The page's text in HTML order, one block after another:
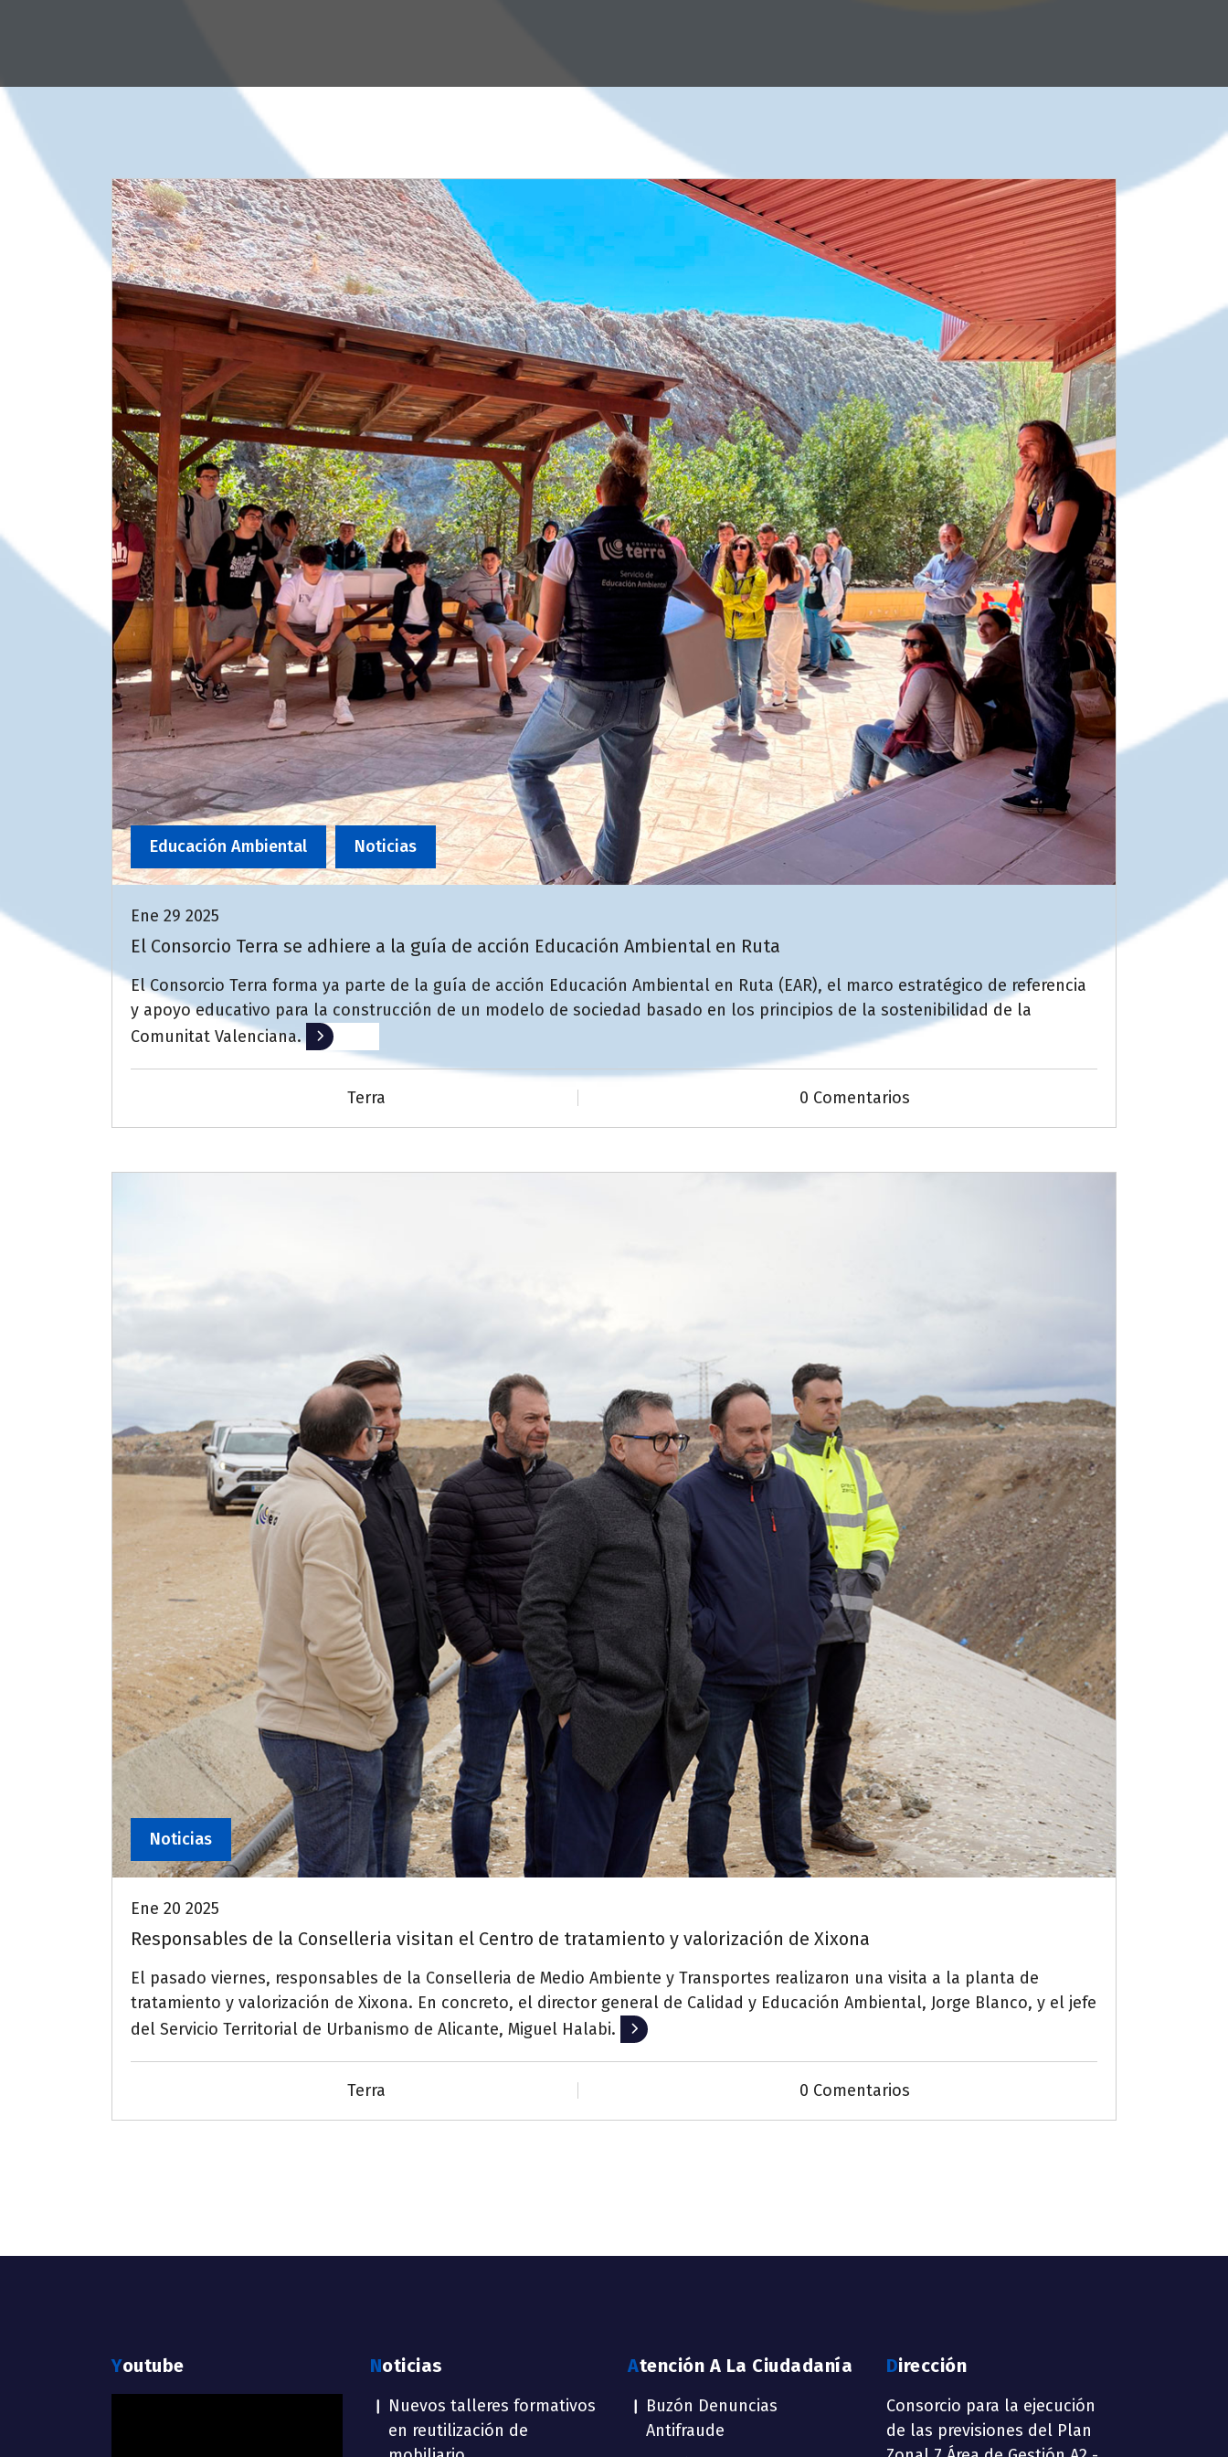
Educación Ambiental Noticias
Ene 29 2025
El Consorcio Terra se adhiere a la guía de acción Educación Ambiental en Ruta
El Consorcio Terra forma ya parte de la guía de acción Educación Ambiental en Ruta (EAR), el marco estratégico de referencia
y apoyo educativo para la construcción de un modelo de sociedad basado en los principios de la sostenibilidad de la
Comunitat Valenciana. Leer más
Terra 0 Comentarios
Noticias
Ene 20 2025
Responsables de la Conselleria visitan el Centro de tratamiento y valorización de Xixona
El pasado viernes, responsables de la Conselleria de Medio Ambiente y Transportes realizaron una visita a la planta de
tratamiento y valorización de Xixona. En concreto, el director general de Calidad y Educación Ambiental, Jorge Blanco, y el jefe
del Servicio Territorial de Urbanismo de Alicante, Miguel Halabi.
Leer más
Terra 0 Comentarios
Youtube Noticias
Nuevos talleres formativos
en reutilización de
Atención A La Ciudadanía
Buzón Denuncias
Antifraude
Dirección
Consorcio para la ejecución
de las previsiones del Plan